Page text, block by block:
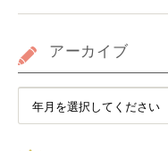
アーカイブ